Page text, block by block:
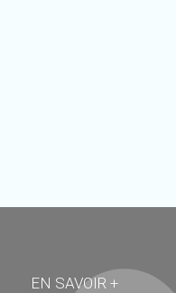
EN SAVOIR +